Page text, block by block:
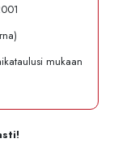
mukaan